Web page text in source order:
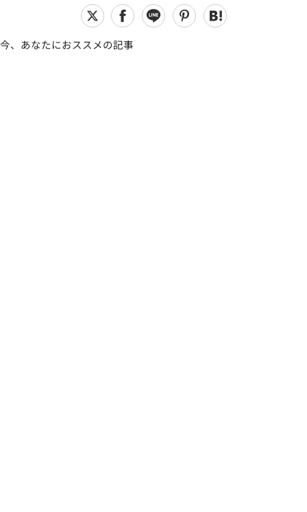
今、あなたにおススメの記事